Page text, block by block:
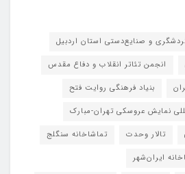
و صنایع‌دستی استان اردبیل
انجمن تئاتر انقلاب و دفاع مقدس
بنیاد فرهنگی روایت فتح
نمایش عروسکی تهران-مبارک
تالار وحدت
تماشاخانه سنگلج
ایران‌شهر